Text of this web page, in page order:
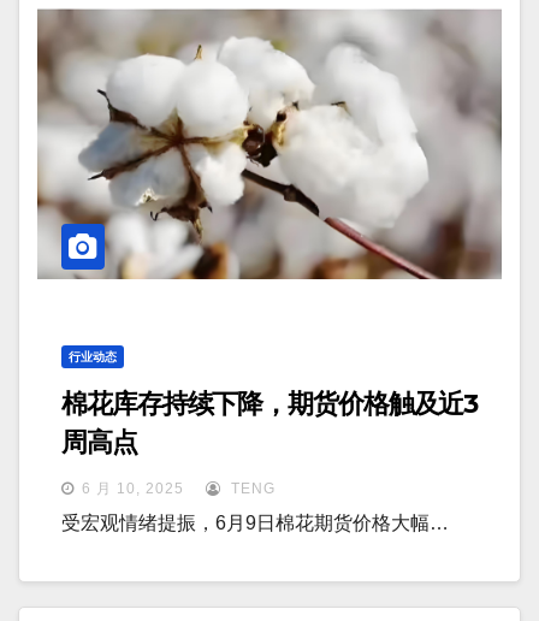
行业动态
棉花库存持续下降，期货价格触及近3
周高点
6 月 10, 2025 TENG
受宏观情绪提振，6月9日棉花期货价格大幅…